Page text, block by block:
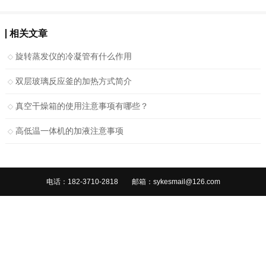
相关文章
旋转蒸发仪的冷凝管有什么作用
双层玻璃反应釜的加热方式简介
真空干燥箱的使用注意事项有哪些？
高低温一体机的加液注意事项
电话：182-3710-2818 邮箱：sykesmail@126.com